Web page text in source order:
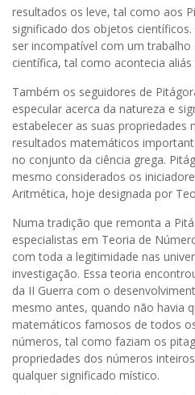
resultados os leve, tal como aos
significado dos objetos
ser incompatível com um trabalho
científica, tal como acontecia
Também os seguidores de
especular acerca da natureza e
estabelecer as suas propriedades
resultados matemáticos
no conjunto da ciência grega.
mesmo considerados os
Aritmética, hoje designada por
Numa tradição que remonta a
especialistas em Teoria de
com toda a legitimidade nas
investigação. Essa teoria
da II Guerra com o
mesmo antes, quando não havia
matemáticos famosos de todos
números, tal como faziam os
propriedades dos números
qualquer significado místico.